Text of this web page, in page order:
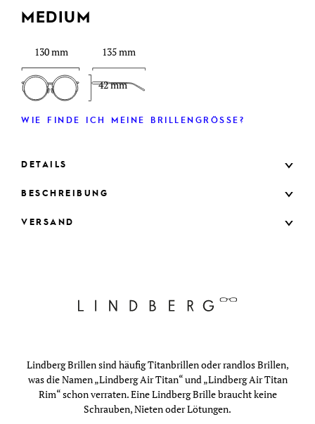
MEDIUM
130 mm
42 mm
135 mm
WIE FINDE ICH MEINE BRILLENGRÖSSE?
DETAILS
BESCHREIBUNG
VERSAND
Lindberg Brillen sind häufig Titanbrillen oder randlos Brillen,
was die Namen „Lindberg Air Titan“ und „Lindberg Air Titan
Rim“ schon verraten. Eine Lindberg Brille braucht keine
Schrauben, Nieten oder Lötungen.